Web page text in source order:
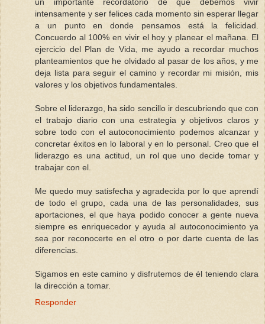
un importante recordatorio de que debemos vivir
intensamente y ser felices cada momento sin esperar llegar
a un punto en donde pensamos está la felicidad.
Concuerdo al 100% en vivir el hoy y planear el mañana. El
ejercicio del Plan de Vida, me ayudo a recordar muchos
planteamientos que he olvidado al pasar de los años, y me
deja lista para seguir el camino y recordar mi misión, mis
valores y los objetivos fundamentales.
Sobre el liderazgo, ha sido sencillo ir descubriendo que con
el trabajo diario con una estrategia y objetivos claros y
sobre todo con el autoconocimiento podemos alcanzar y
concretar éxitos en lo laboral y en lo personal. Creo que el
liderazgo es una actitud, un rol que uno decide tomar y
trabajar con el.
Me quedo muy satisfecha y agradecida por lo que aprendí
de todo el grupo, cada una de las personalidades, sus
aportaciones, el que haya podido conocer a gente nueva
siempre es enriquecedor y ayuda al autoconocimiento ya
sea por reconocerte en el otro o por darte cuenta de las
diferencias.
Sigamos en este camino y disfrutemos de él teniendo clara
la dirección a tomar.
Responder